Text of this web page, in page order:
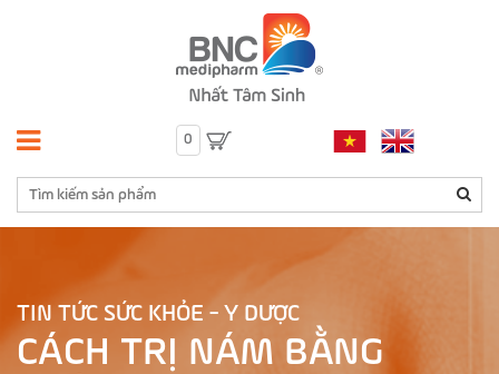
0
TIN TỨC SỨC KHỎE - Y DƯỢC
CÁCH TRỊ NÁM BẰNG